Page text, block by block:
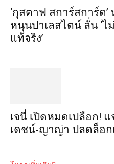
‘กุสตาฟ สการ์สการ์ด
หนุนปาเลสไตน์ ลั่น ‘
แท้จริง’
เจนี่ เปิดหมดเปลือก!
เดชน์-ญาญ่า ปลดล็อก